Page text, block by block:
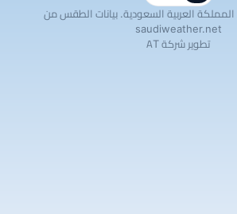
العربية السعودية. بيانات الطقس من
saudiweather.net
تطوير شركة AT